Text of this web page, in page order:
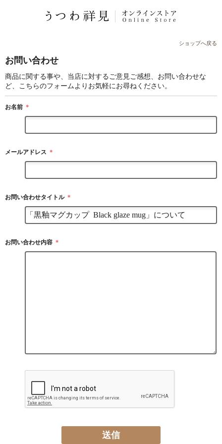
ショップへ戻る
お問い合わせ
商品に関する事や、当店に対するご意見ご感想、お問い合わせな
ど、こちらのフォームよりお気軽にお尋ねください。
お名前 ＊
メールアドレス ＊
お問い合わせタイトル ＊
お問い合わせ内容 ＊